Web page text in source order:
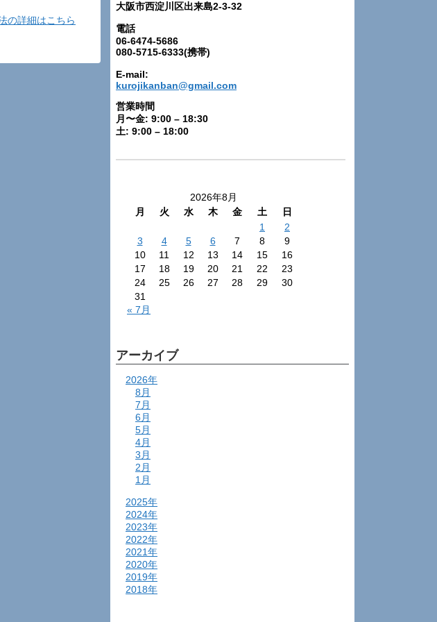
の詳細はこちら
大阪市西淀川区出来島2-3-32
電話
06-6474-5686
080-5715-6333(携帯)
E-mail:
kurojikanban@gmail.com
営業時間
月〜金: 9:00 – 18:30
土: 9:00 – 18:00
2026年8月
月
火 水 木 金 土
日
1
2
3
4 5 6 7 8
9
10
11 12 13 14 15
16
17
18 19 20 21 22
23
24
25 26 27 28 29
30
31
« 7月
アーカイブ
2026年
8月
7月
6月
5月
4月
3月
2月
1月
2025年
2024年
2023年
2022年
2021年
2020年
2019年
2018年